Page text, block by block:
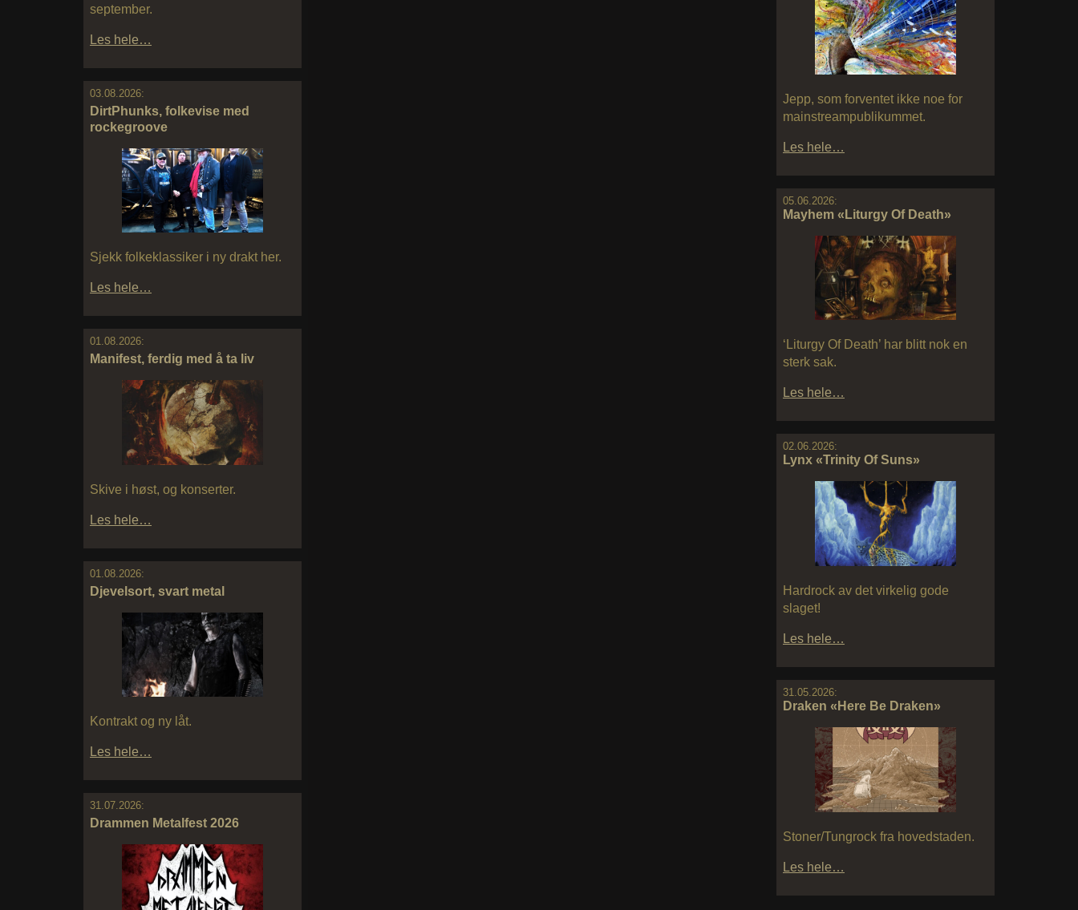
september.
Les hele…
03.08.2026:
DirtPhunks, folkevise med
rockegroove
Sjekk folkeklassiker i ny drakt her.
Les hele…
01.08.2026:
Manifest, ferdig med å ta liv
Skive i høst, og konserter.
Les hele…
01.08.2026:
Djevelsort, svart metal
Kontrakt og ny låt.
Les hele…
31.07.2026:
Drammen Metalfest 2026
Jepp, som forventet ikke noe for
mainstreampublikummet.
Les hele…
05.06.2026:
Mayhem «Liturgy Of Death»
‘Liturgy Of Death’ har blitt nok en
sterk sak.
Les hele…
02.06.2026:
Lynx «Trinity Of Suns»
Hardrock av det virkelig gode
slaget!
Les hele…
31.05.2026:
Draken «Here Be Draken»
Stoner/Tungrock fra hovedstaden.
Les hele…